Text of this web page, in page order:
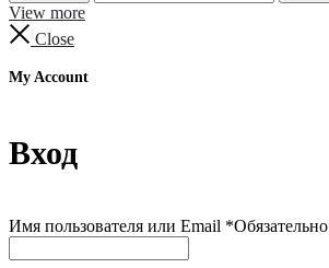
View more
Close
My Account
Вход
Имя пользователя или Email *Обязательно